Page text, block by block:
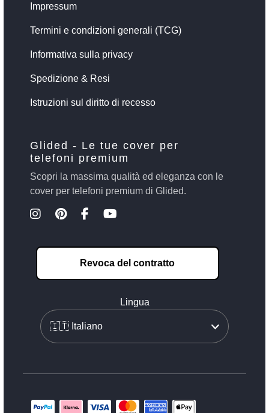
Impressum
Termini e condizioni generali (TCG)
Informativa sulla privacy
Spedizione & Resi
Istruzioni sul diritto di recesso
Glided - Le tue cover per
telefoni premium
Scopri la massima qualità ed eleganza con le
cover per telefoni premium di Glided.
Revoca del contratto
Lingua